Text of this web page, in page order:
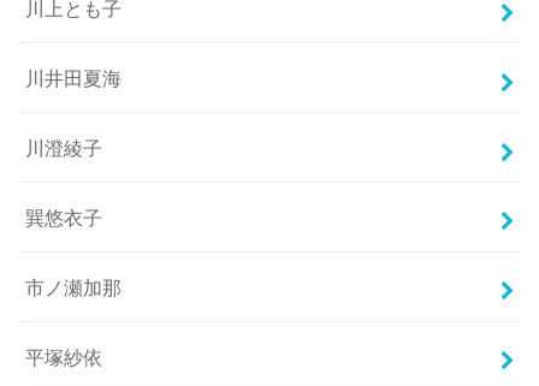
川上とも子
川井田夏海
川澄綾子
巽悠衣子
市ノ瀬加那
平塚紗依